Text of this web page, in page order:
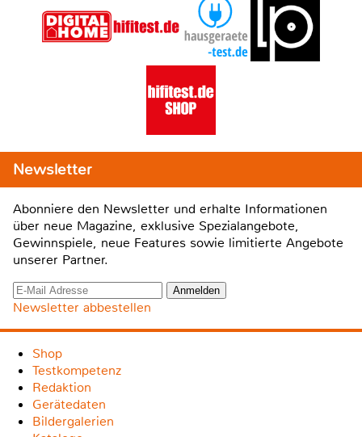
Newsletter
Abonniere den Newsletter und erhalte Informationen
über neue Magazine, exklusive Spezialangebote,
Gewinnspiele, neue Features sowie limitierte Angebote
unserer Partner.
Newsletter abbestellen
Shop
Testkompetenz
Redaktion
Gerätedaten
Bildergalerien